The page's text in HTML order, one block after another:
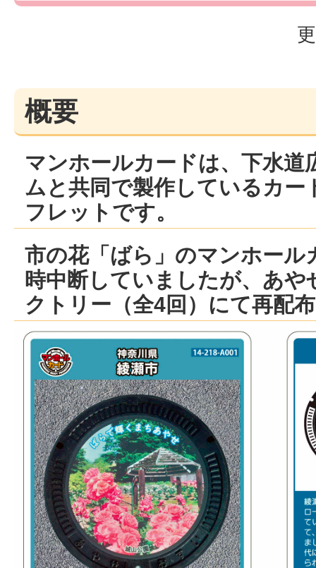
概要
マンホールカードは、下水道
ムと共同で製作しているカー
フレットです。
市の花「ばら」のマンホール
時中断していましたが、あ
クトリー（全4回）にて再配